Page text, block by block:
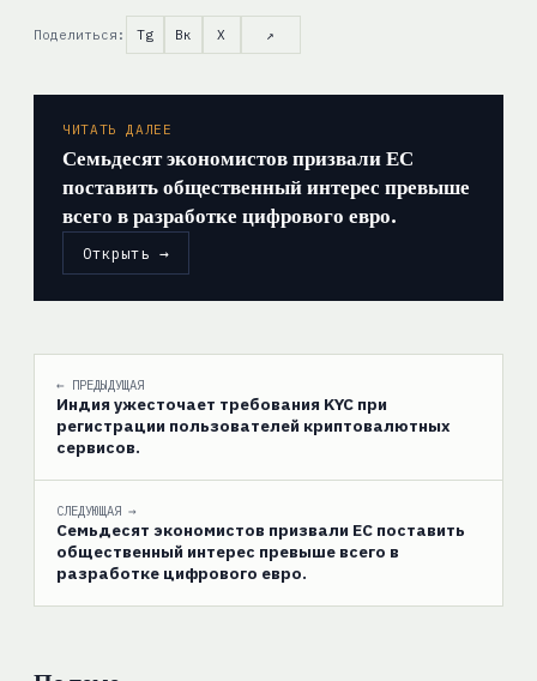
Поделиться: Tg Вк X ↗
ЧИТАТЬ ДАЛЕЕ
Семьдесят экономистов призвали ЕС
поставить общественный интерес превыше
всего в разработке цифрового евро.
Открыть →
← ПРЕДЫДУЩАЯ
Индия ужесточает требования KYC при
регистрации пользователей криптовалютных
сервисов.
СЛЕДУЮЩАЯ →
Семьдесят экономистов призвали ЕС поставить
общественный интерес превыше всего в
разработке цифрового евро.